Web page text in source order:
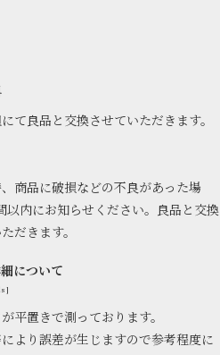
て良品と交換させていただきます。
商品に破損などの不良があった場
以内にお知らせください。良品と交換
だきます。
について
平置きで測っております。
より誤差が生じますので参考程度に